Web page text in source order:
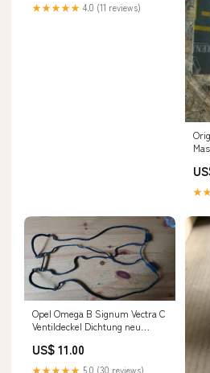
★★★★★ 4.0 (11 reviews)
Opel Omega B Signum Vectra C
Ventildeckel Dichtung neu
US$ 11.00
★★★★★ 5.0 (30 reviews)